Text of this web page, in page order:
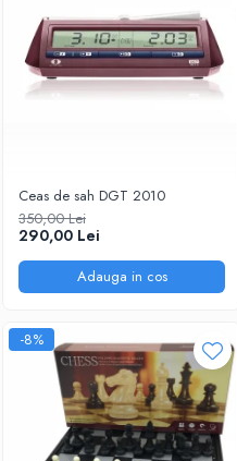
Tabla De Demonstratie
Tactica
Ceas de sah DGT 2010
350,00 Lei
290,00 Lei
Adauga in cos
-8%